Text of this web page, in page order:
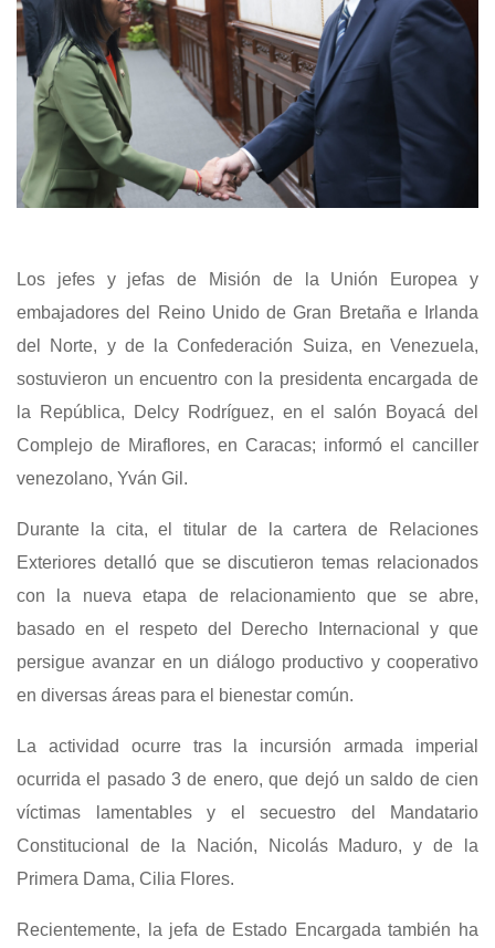
Los jefes y jefas de Misión de la Unión Europea y
embajadores del Reino Unido de Gran Bretaña e Irlanda
del Norte, y de la Confederación Suiza, en Venezuela,
sostuvieron un encuentro con la presidenta encargada de
la República, Delcy Rodríguez, en el salón Boyacá del
Complejo de Miraflores, en Caracas; informó el canciller
venezolano, Yván Gil.
Durante la cita, el titular de la cartera de Relaciones
Exteriores detalló que se discutieron temas relacionados
con la nueva etapa de relacionamiento que se abre,
basado en el respeto del Derecho Internacional y que
persigue avanzar en un diálogo productivo y cooperativo
en diversas áreas para el bienestar común.
La actividad ocurre tras la incursión armada imperial
ocurrida el pasado 3 de enero, que dejó un saldo de cien
víctimas lamentables y el secuestro del Mandatario
Constitucional de la Nación, Nicolás Maduro, y de la
Primera Dama, Cilia Flores.
Recientemente, la jefa de Estado Encargada también ha